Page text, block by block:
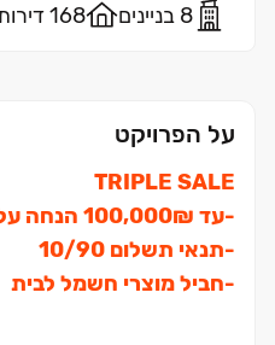
8 בניינים 168 דירות
על הפרויקט
TRIPLE SALE
‏-עד ‏₪‏100,000 הנחה על הדירה
‏-תנאי תשלום ‏90/‏10
‏-חביל מוצרי חשמל לבית